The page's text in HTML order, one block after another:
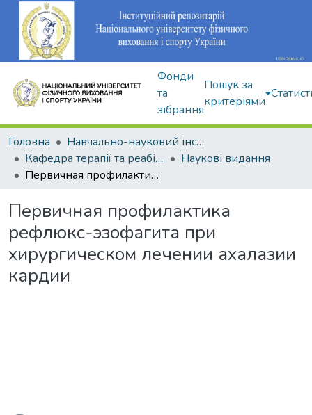
Фонди
та
зібрання
Пошук за
критеріями
Головна
Навчально-науковий інститут здоров'я, реабілітації та фізичного виховання
Кафедра терапії та реабілітації
Наукові видання
Первичная профилактика рефлюкс-эзофагита при хирургическом лечении ахалазии кардии
Первичная профилактика
рефлюкс-эзофагита при
хирургическом лечении ахалазии
кардии
Вантажиться...